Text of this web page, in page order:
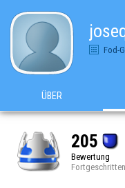
Fod-
ÜBER
205
Bewertung
Fortgeschritten